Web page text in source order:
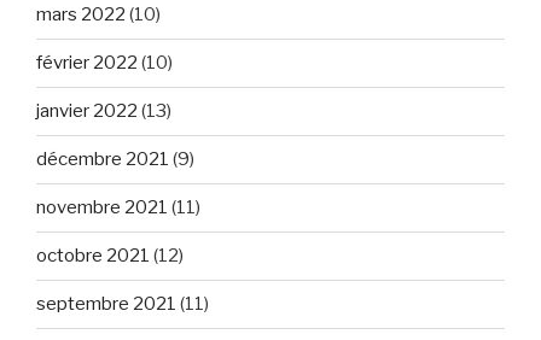
mars 2022 (10)
février 2022 (10)
janvier 2022 (13)
décembre 2021 (9)
novembre 2021 (11)
octobre 2021 (12)
septembre 2021 (11)